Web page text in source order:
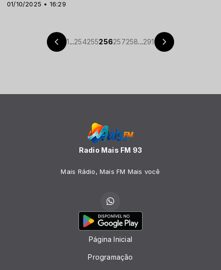
01/10/2025 • 16:29
1...254255256257258...291
Radio Mais FM 93
Mais Rádio, Mais FM Mais você
Página Inicial
Programação